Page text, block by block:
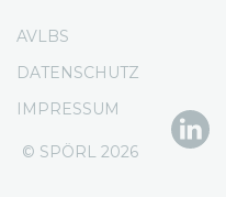
AVLBS
DATENSCHUTZ
IMPRESSUM
© SPÖRL 2026